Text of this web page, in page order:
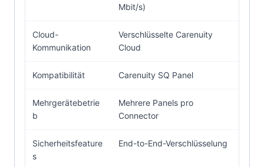
Mbit/s)
Cloud-
Kommunikation
Verschlüsselte Carenuity
Cloud
Kompatibilität Carenuity SQ Panel
Mehrgerätebetrie
b
Mehrere Panels pro
Connector
Sicherheitsfeature
s
End-to-End-Verschlüsselung